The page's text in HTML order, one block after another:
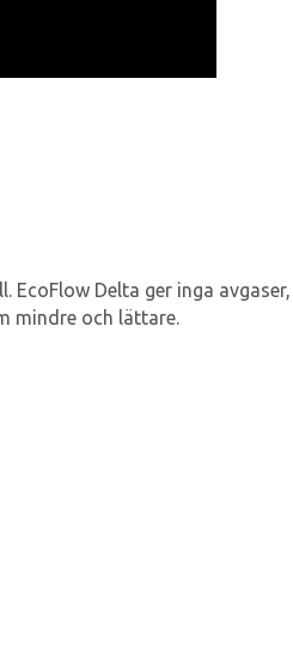
Delta ger inga
mindre och lättare.